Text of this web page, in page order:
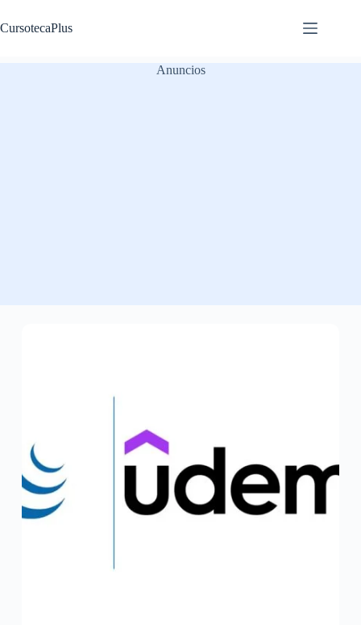
al
contenido
CursotecaPlus
Anuncios